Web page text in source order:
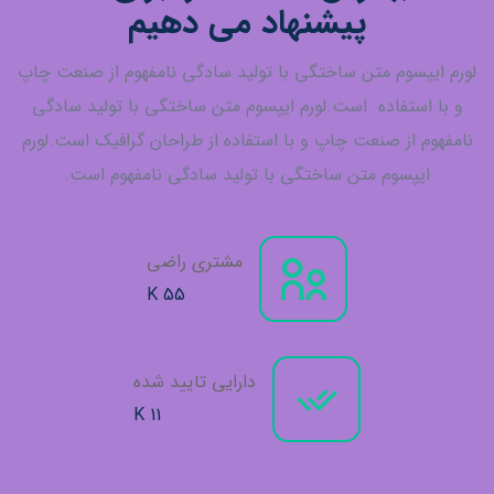
پیشنهاد می دهیم
متن ساختگی با تولید سادگی نامفهوم از صنعت چاپ
است.لورم ایپسوم متن ساختگی با تولید سادگی
از صنعت چاپ و با استفاده از طراحان گرافیک است.لورم
متن ساختگی با تولید سادگی نامفهوم است.
مشتری راضی
دارایی تایید شده